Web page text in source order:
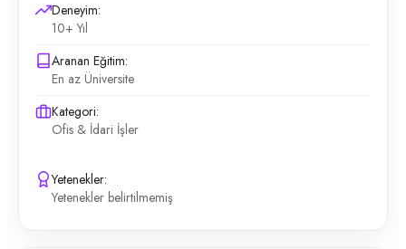
Deneyim:
10+ Yıl
Aranan Eğitim:
En az Üniversite
Kategori:
Ofis & İdari İşler
Yetenekler:
Yetenekler belirtilmemiş